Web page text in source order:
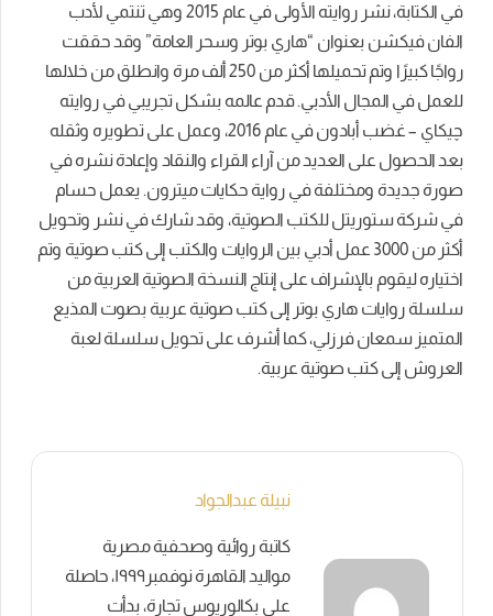
في الكتابة، نشر روايته الأولى في عام 2015 وهي تنتمي لأدب
الفان فيكشن بعنوان “هاري بوتر وسحر العامة” وقد حققت
رواجًا كبيرًا وتم تحميلها أكثر من 250 ألف مرة وانطلق من خلالها
للعمل في المجال الأدبي. قدم عالمه بشكل تجريبي في روايته
چيكاي – غضب أبادون في عام 2016، وعمل على تطويره وثقله
بعد الحصول على العديد من آراء القراء والنقاد وإعادة نشره في
صورة جديدة ومختلفة في رواية حكايات ميترون. يعمل حسام
في شركة ستوريتل للكتب الصوتية، وقد شارك في نشر وتحويل
أكثر من 3000 عمل أدبي بين الروايات والكتب إلى كتب صوتية وتم
اختياره ليقوم بالإشراف على إنتاج النسخة الصوتية العربية من
سلسلة روايات هاري بوتر إلى كتب صوتية عربية بصوت المذيع
المتميز سمعان فرزلي، كما أشرف على تحويل سلسلة لعبة
العروش إلى كتب صوتية عربية.
نبيلة عبدالجواد
كاتبة روائية وصحفية مصرية
مواليد القاهرة نوفمبر١٩٩٩، حاصلة
على بكالوريوس تجارة، بدأت